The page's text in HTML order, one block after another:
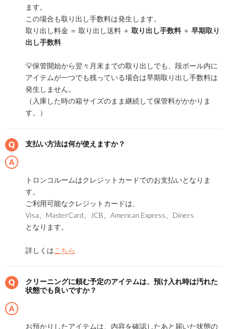
ます。
この場合も取り出し手数料は発生します。
取り出し料金 ＝ 取り出し送料 ＋ 取り出し手数料 ＋ 早期取り
出し手数料
💡保管開始から翌々月末までの取り出しでも、段ボール内に
アイテムが一つでも残っている場合は早期取り出し手数料は
発生しません。
（入庫した時の箱サイズのまま継続して保管料がかかりま
す。）
支払い方法は何が使えますか？
トロンコルームはクレジットカードでのお支払いとなりま
す。
ご利用可能なクレジットカードは、
Visa、MasterCard、JCB、American Express、Diners
となります。
詳しくはこちら
クリーニングに頼む予定のアイテムは、預け入れ時は汚れた
状態でも良いですか？
お預かりしたアイテムは、内容を確認したあと届いた状態の